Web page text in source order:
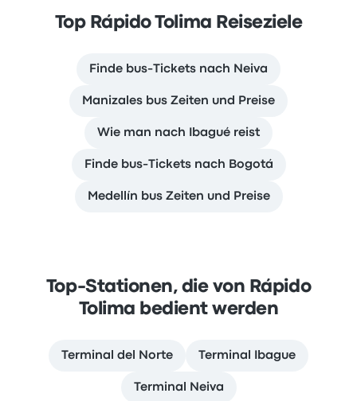
Top Rápido Tolima Reiseziele
Finde bus-Tickets nach Neiva
Manizales bus Zeiten und Preise
Wie man nach Ibagué reist
Finde bus-Tickets nach Bogotá
Medellín bus Zeiten und Preise
Top-Stationen, die von Rápido
Tolima bedient werden
Terminal del Norte Terminal Ibague
Terminal Neiva